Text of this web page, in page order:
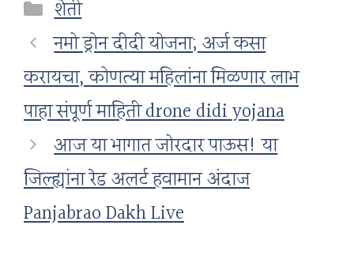
Categories
शेती
नमो ड्रोन दीदी योजना; अर्ज कसा
करायचा, कोणत्या महिलांना मिळणार लाभ
पाहा संपूर्ण माहिती drone didi yojana
आज या भागात जोरदार पाऊस! या
जिल्ह्यांना रेड अलर्ट हवामान अंदाज
Panjabrao Dakh Live